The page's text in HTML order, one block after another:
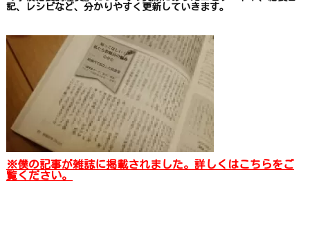
記、レシピなど、 分かりやすく更新していきます。
※僕の記事が雑誌に掲載されました。詳しくはこちらをご
覧ください。